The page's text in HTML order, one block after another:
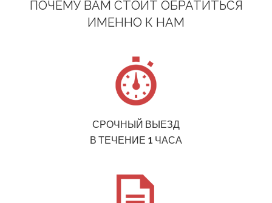
ПОЧЕМУ ВАМ СТОИТ ОБРАТИТЬСЯ
ИМЕННО К НАМ
СРОЧНЫЙ ВЫЕЗД
В ТЕЧЕНИЕ 1 ЧАСА